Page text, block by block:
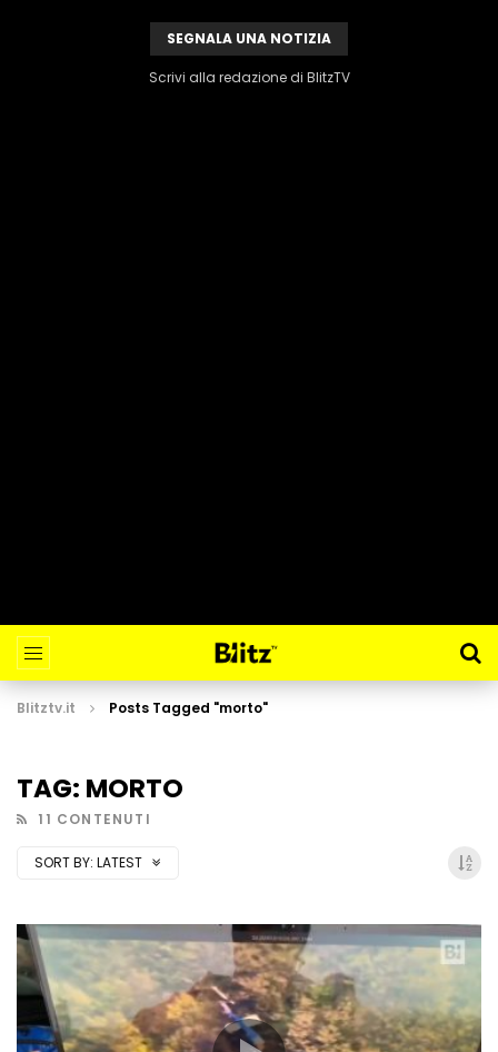
SEGNALA UNA NOTIZIA
Scrivi alla redazione di BlitzTV
Blitztv.it Posts Tagged "morto"
TAG: MORTO
11 CONTENUTI
SORT BY: LATEST